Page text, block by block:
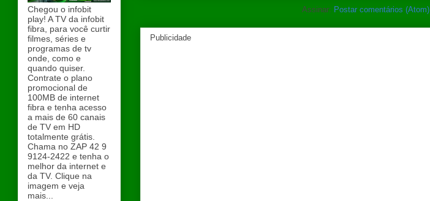
Assinar: Postar comentários (Atom)
Publicidade
Chegou o infobit
play! A TV da infobit
fibra, para você curtir
filmes, séries e
programas de tv
onde, como e
quando quiser.
Contrate o plano
promocional de
100MB de internet
fibra e tenha acesso
a mais de 60 canais
de TV em HD
totalmente grátis.
Chama no ZAP 42 9
9124-2422 e tenha o
melhor da internet e
da TV. Clique na
imagem e veja
mais...